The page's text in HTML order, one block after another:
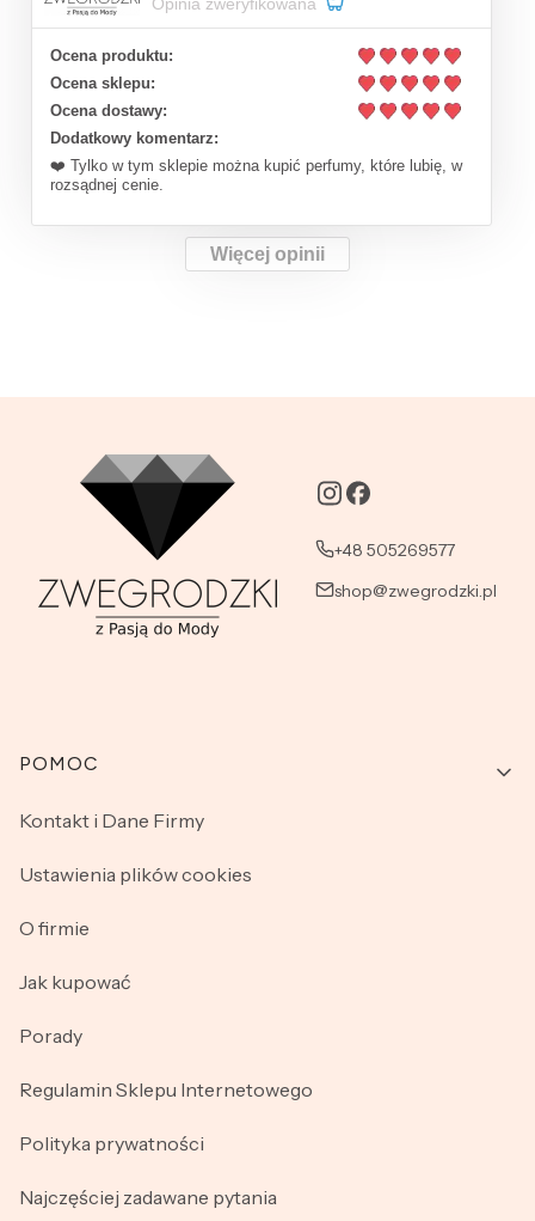
Ocena produktu:
Ocena sklepu:
Ocena dostawy:
Dodatkowy komentarz:
❤️ Tylko w tym sklepie można kupić perfumy, które lubię, w
rozsądnej cenie.
Więcej opinii
+48 505269577
shop@zwegrodzki.pl
Linki w stopce
POMOC
Kontakt i Dane Firmy
Ustawienia plików cookies
O firmie
Jak kupować
Porady
Regulamin Sklepu Internetowego
Polityka prywatności
Najczęściej zadawane pytania